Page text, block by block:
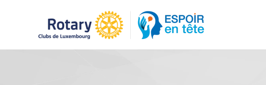
Accéder au contenu principal